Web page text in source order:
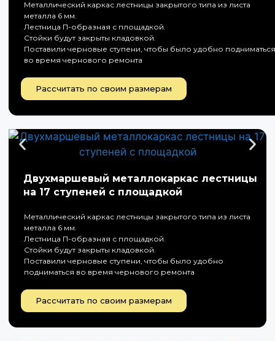
Металлический каркас лестницы закрытого типа из листа
металла 6 мм.
Лестница П-образная с площадкой.
Стойки будут закрыты кладовкой.
Поставили черновые ступени, чтобы было удобно подниматься
во время чернового ремонта
Рассчитать по своим размерам
Двухмаршевый металлокаркас лестницы
на 17 ступеней с площадкой
Металлический каркас лестницы закрытого типа из листа
металла 6 мм.
Лестница П-образная с площадкой.
Стойки будут закрыты кладовкой.
Поставили черновые ступени, чтобы было удобно
подниматься во время чернового ремонта
Рассчитать по своим размерам